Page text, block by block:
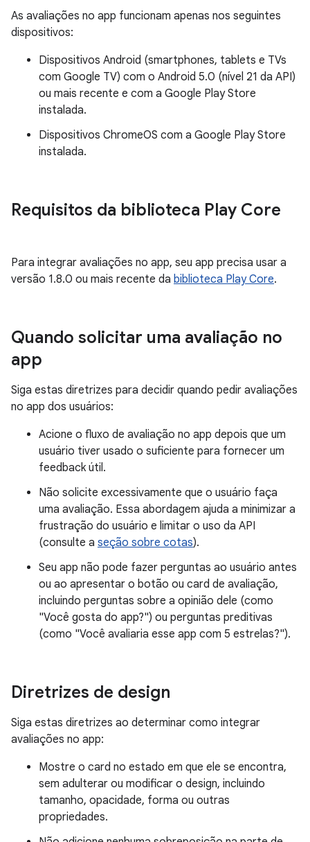
As avaliações no app funcionam apenas nos seguintes
dispositivos:
Dispositivos Android (smartphones, tablets e TVs
com Google TV) com o Android 5.0 (nível 21 da API)
ou mais recente e com a Google Play Store
instalada.
Dispositivos ChromeOS com a Google Play Store
instalada.
Requisitos da biblioteca Play Core
Para integrar avaliações no app, seu app precisa usar a
versão 1.8.0 ou mais recente da biblioteca Play Core.
Quando solicitar uma avaliação no
app
Siga estas diretrizes para decidir quando pedir avaliações
no app dos usuários:
Acione o fluxo de avaliação no app depois que um
usuário tiver usado o suficiente para fornecer um
feedback útil.
Não solicite excessivamente que o usuário faça
uma avaliação. Essa abordagem ajuda a minimizar a
frustração do usuário e limitar o uso da API
(consulte a seção sobre cotas).
Seu app não pode fazer perguntas ao usuário antes
ou ao apresentar o botão ou card de avaliação,
incluindo perguntas sobre a opinião dele (como
"Você gosta do app?") ou perguntas preditivas
(como "Você avaliaria esse app com 5 estrelas?").
Diretrizes de design
Siga estas diretrizes ao determinar como integrar
avaliações no app:
Mostre o card no estado em que ele se encontra,
sem adulterar ou modificar o design, incluindo
tamanho, opacidade, forma ou outras
propriedades.